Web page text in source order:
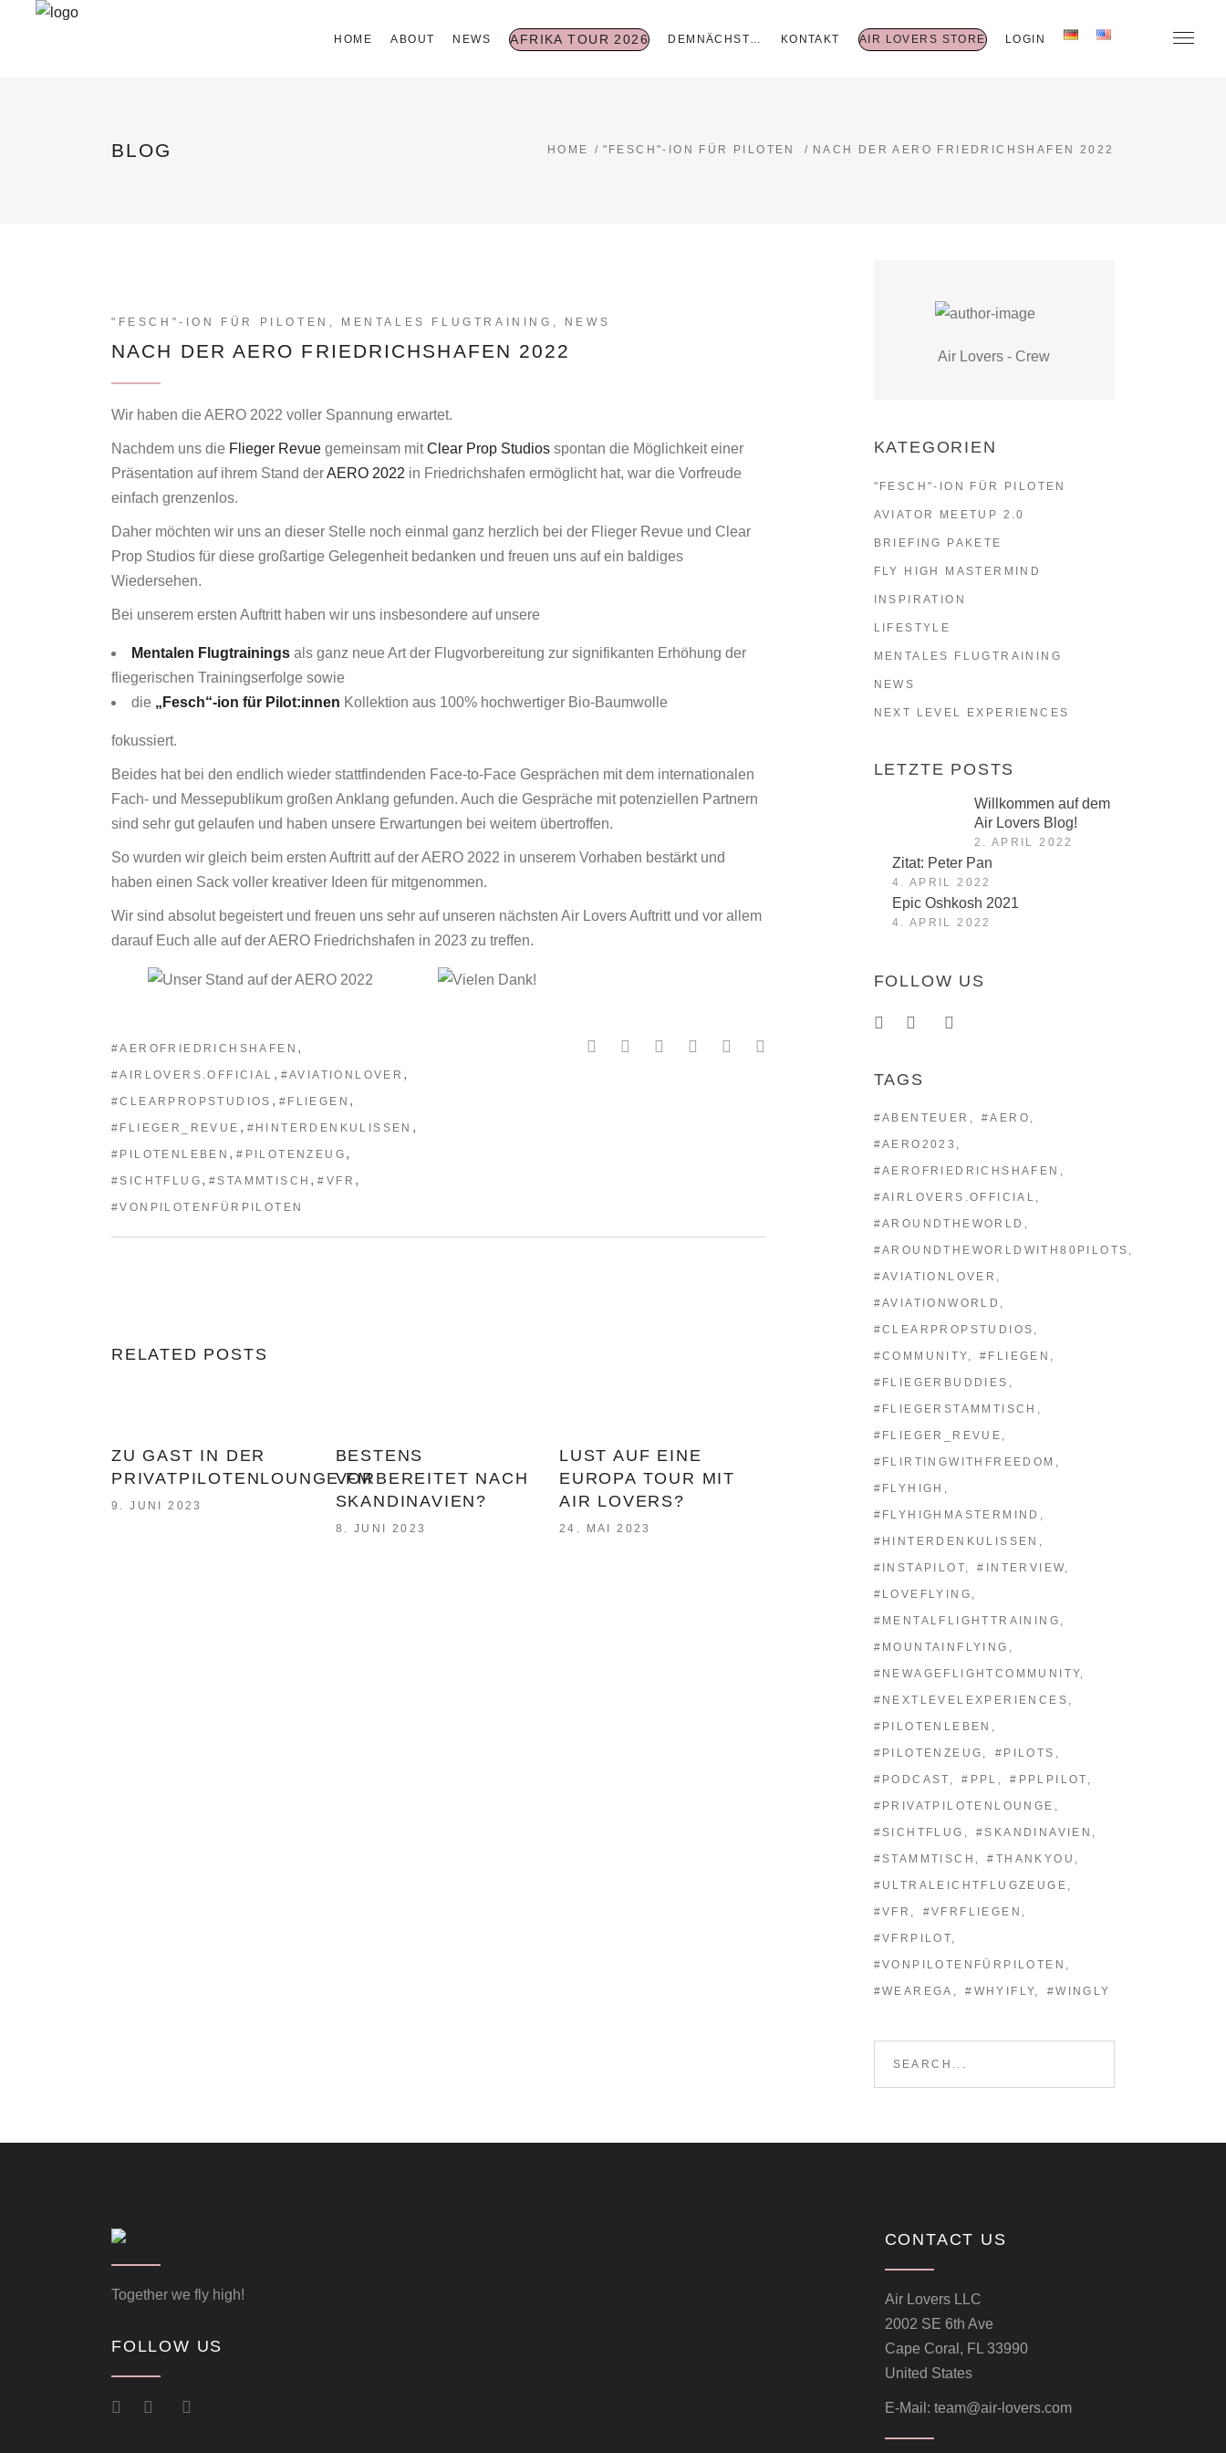
HOME ABOUT NEWS AFRIKA TOUR 2026 DEMNÄCHST… KONTAKT AIR LOVERS STORE LOGIN
BLOG HOME / "FESCH"-ION FÜR PILOTEN / NACH DER AERO FRIEDRICHSHAFEN 2022
"FESCH"-ION FÜR PILOTEN , MENTALES FLUGTRAINING , NEWS
NACH DER AERO FRIEDRICHSHAFEN 2022
Wir haben die AERO 2022 voller Spannung erwartet.
Nachdem uns die Flieger Revue gemeinsam mitClear Prop Studios spontan die Möglichkeit einer
Präsentation auf ihrem Stand derAERO 2022 in Friedrichshafen ermöglicht hat, war die Vorfreude
einfach grenzenlos.
Daher möchten wir uns an dieser Stelle noch einmal ganz herzlich bei der Flieger Revue und Clear
Prop Studios für diese großartige Gelegenheit bedanken und freuen uns auf ein baldiges
Wiedersehen.
Bei unserem ersten Auftritt haben wir uns insbesondere auf unsere
Mentalen Flugtrainings als ganz neue Art der Flugvorbereitung zur signifikanten Erhöhung der
fliegerischen Trainingserfolge sowie
die „Fesch“-ion für Pilot:innen Kollektion aus 100% hochwertiger Bio-Baumwolle
fokussiert.
Beides hat bei den endlich wieder stattfindenden Face-to-Face Gesprächen mit dem internationalen
Fach- und Messepublikum großen Anklang gefunden. Auch die Gespräche mit potenziellen Partnern
sind sehr gut gelaufen und haben unsere Erwartungen bei weitem übertroffen.
So wurden wir gleich beim ersten Auftritt auf der AERO 2022 in unserem Vorhaben bestärkt und
haben einen Sack voller kreativer Ideen für mitgenommen.
Wir sind absolut begeistert und freuen uns sehr auf unseren nächsten Air Lovers Auftritt und vor allem
darauf Euch alle auf der AERO Friedrichshafen in 2023 zu treffen.
#AEROFRIEDRICHSHAFEN ,
#AIRLOVERS.OFFICIAL , #AVIATIONLOVER ,
#CLEARPROPSTUDIOS , #FLIEGEN ,
#FLIEGER_REVUE , #HINTERDENKULISSEN ,
#PILOTENLEBEN ,#PILOTENZEUG ,
#SICHTFLUG , #STAMMTISCH ,#VFR ,
#VONPILOTENFÜRPILOTEN
RELATED POSTS
ZU GAST IN DER
PRIVATPILOTENLOUNGE.FM
9. JUNI 2023
BESTENS
VORBEREITET NACH
SKANDINAVIEN?
8. JUNI 2023
LUST AUF EINE
EUROPA TOUR MIT
AIR LOVERS?
24. MAI 2023
Air Lovers - Crew
KATEGORIEN
"FESCH"-ION FÜR PILOTEN
AVIATOR MEETUP 2.0
BRIEFING PAKETE
FLY HIGH MASTERMIND
INSPIRATION
LIFESTYLE
MENTALES FLUGTRAINING
NEWS
NEXT LEVEL EXPERIENCES
LETZTE POSTS
Willkommen auf dem
Air Lovers Blog!
2. APRIL 2022
Zitat: Peter Pan
4. APRIL 2022
Epic Oshkosh 2021
4. APRIL 2022
FOLLOW US
TAGS
#ABENTEUER #AERO
#AERO2023
#AEROFRIEDRICHSHAFEN
#AIRLOVERS.OFFICIAL
#AROUNDTHEWORLD
#AROUNDTHEWORLDWITH80PILOTS
#AVIATIONLOVER
#AVIATIONWORLD
#CLEARPROPSTUDIOS
#COMMUNITY #FLIEGEN
#FLIEGERBUDDIES
#FLIEGERSTAMMTISCH
#FLIEGER_REVUE
#FLIRTINGWITHFREEDOM
#FLYHIGH
#FLYHIGHMASTERMIND
#HINTERDENKULISSEN
#INSTAPILOT #INTERVIEW
#LOVEFLYING
#MENTALFLIGHTTRAINING
#MOUNTAINFLYING
#NEWAGEFLIGHTCOMMUNITY
#NEXTLEVELEXPERIENCES
#PILOTENLEBEN
#PILOTENZEUG #PILOTS
#PODCAST #PPL #PPLPILOT
#PRIVATPILOTENLOUNGE
#SICHTFLUG #SKANDINAVIEN
#STAMMTISCH #THANKYOU
#ULTRALEICHTFLUGZEUGE
#VFR #VFRFLIEGEN
#VFRPILOT
#VONPILOTENFÜRPILOTEN
#WEAREGA #WHYIFLY #WINGLY
Together we fly high!
FOLLOW US
CONTACT US
Air Lovers LLC
2002 SE 6th Ave
Cape Coral, FL 33990
United States
E-Mail: team@air-lovers.com